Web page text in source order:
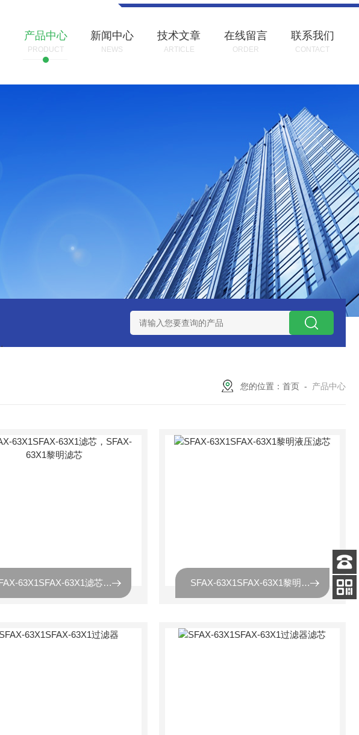
产品中心
PRODUCT
新闻中心
NEWS
技术文章
ARTICLE
在线留言
ORDER
联系我们
CONTACT
300373润滑油滤芯 300373英德诺曼液压油滤芯
您的位置： 首页 - 产品中心
SFAX-63X1SFAX-63X1滤芯，SFAX-63X1黎明滤芯 SFAX-63X1SFAX-63X1黎明液压滤芯
客服
电话